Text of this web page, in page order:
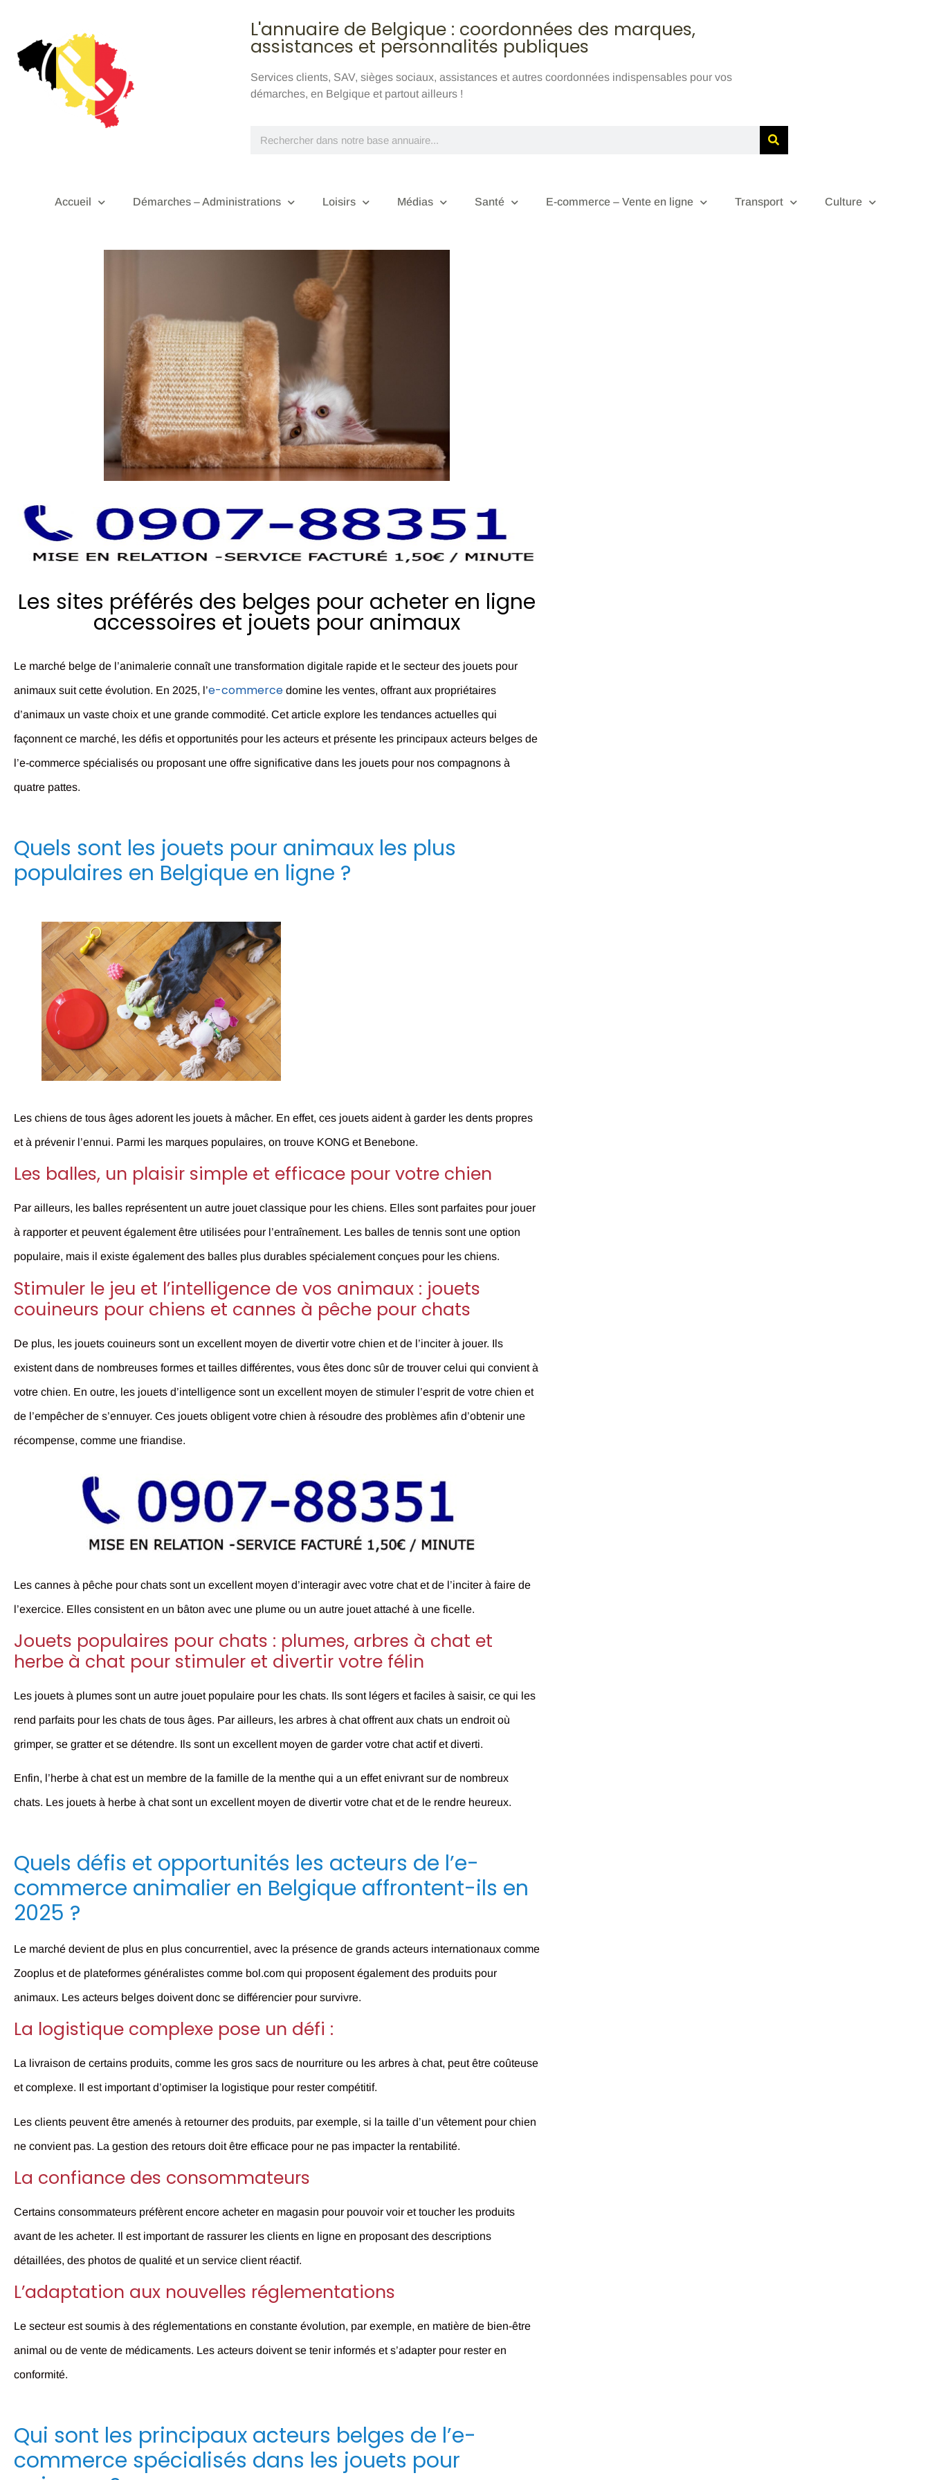
L'annuaire de Belgique : coordonnées des marques,
assistances et personnalités publiques
Services clients, SAV, sièges sociaux, assistances et autres coordonnées indispensables pour vos
démarches, en Belgique et partout ailleurs !
Accueil Démarches – Administrations Loisirs Médias Santé E-commerce – Vente en ligne Transport Culture
Les sites préférés des belges pour acheter en ligne
accessoires et jouets pour animaux
Le marché belge de l’animalerie connaît une transformation digitale rapide et le secteur des jouets pour
animaux suit cette évolution. En 2025, l’e-commerce domine les ventes, offrant aux propriétaires
d’animaux un vaste choix et une grande commodité. Cet article explore les tendances actuelles qui
façonnent ce marché, les défis et opportunités pour les acteurs et présente les principaux acteurs belges de
l’e-commerce spécialisés ou proposant une offre significative dans les jouets pour nos compagnons à
quatre pattes.
Quels sont les jouets pour animaux les plus
populaires en Belgique en ligne ?
Les chiens de tous âges adorent les jouets à mâcher. En effet, ces jouets aident à garder les dents propres
et à prévenir l’ennui. Parmi les marques populaires, on trouve KONG et Benebone.
Les balles, un plaisir simple et efficace pour votre chien
Par ailleurs, les balles représentent un autre jouet classique pour les chiens. Elles sont parfaites pour jouer
à rapporter et peuvent également être utilisées pour l’entraînement. Les balles de tennis sont une option
populaire, mais il existe également des balles plus durables spécialement conçues pour les chiens.
Stimuler le jeu et l’intelligence de vos animaux : jouets
couineurs pour chiens et cannes à pêche pour chats
De plus, les jouets couineurs sont un excellent moyen de divertir votre chien et de l’inciter à jouer. Ils
existent dans de nombreuses formes et tailles différentes, vous êtes donc sûr de trouver celui qui convient à
votre chien. En outre, les jouets d’intelligence sont un excellent moyen de stimuler l’esprit de votre chien et
de l’empêcher de s’ennuyer. Ces jouets obligent votre chien à résoudre des problèmes afin d’obtenir une
récompense, comme une friandise.
Les cannes à pêche pour chats sont un excellent moyen d’interagir avec votre chat et de l’inciter à faire de
l’exercice. Elles consistent en un bâton avec une plume ou un autre jouet attaché à une ficelle.
Jouets populaires pour chats : plumes, arbres à chat et
herbe à chat pour stimuler et divertir votre félin
Les jouets à plumes sont un autre jouet populaire pour les chats. Ils sont légers et faciles à saisir, ce qui les
rend parfaits pour les chats de tous âges. Par ailleurs, les arbres à chat offrent aux chats un endroit où
grimper, se gratter et se détendre. Ils sont un excellent moyen de garder votre chat actif et diverti.
Enfin, l’herbe à chat est un membre de la famille de la menthe qui a un effet enivrant sur de nombreux
chats. Les jouets à herbe à chat sont un excellent moyen de divertir votre chat et de le rendre heureux.
Quels défis et opportunités les acteurs de l’e-
commerce animalier en Belgique affrontent-ils en
2025 ?
Le marché devient de plus en plus concurrentiel, avec la présence de grands acteurs internationaux comme
Zooplus et de plateformes généralistes comme bol.com qui proposent également des produits pour
animaux. Les acteurs belges doivent donc se différencier pour survivre.
La logistique complexe pose un défi :
La livraison de certains produits, comme les gros sacs de nourriture ou les arbres à chat, peut être coûteuse
et complexe. Il est important d’optimiser la logistique pour rester compétitif.
Les clients peuvent être amenés à retourner des produits, par exemple, si la taille d’un vêtement pour chien
ne convient pas. La gestion des retours doit être efficace pour ne pas impacter la rentabilité.
La confiance des consommateurs
Certains consommateurs préfèrent encore acheter en magasin pour pouvoir voir et toucher les produits
avant de les acheter. Il est important de rassurer les clients en ligne en proposant des descriptions
détaillées, des photos de qualité et un service client réactif.
L’adaptation aux nouvelles réglementations
Le secteur est soumis à des réglementations en constante évolution, par exemple, en matière de bien-être
animal ou de vente de médicaments. Les acteurs doivent se tenir informés et s’adapter pour rester en
conformité.
Qui sont les principaux acteurs belges de l’e-
commerce spécialisés dans les jouets pour